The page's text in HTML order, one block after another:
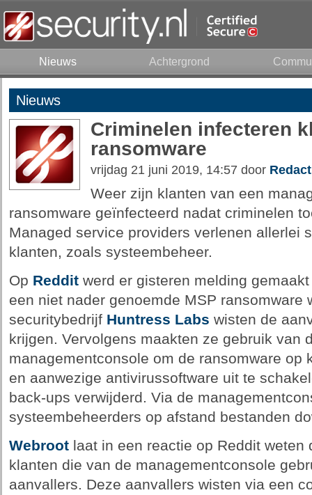
Nieuws Achtergrond
Nieuws
Criminelen infecteren
ransomware
vrijdag 21 juni 2019, 14:57 door
Weer zijn klanten van een
ransomware geïnfecteerd nadat criminelen
Managed service providers verlenen allerlei
klanten, zoals systeembeheer.
Op Redditwerd er gisteren melding
een niet nader genoemde MSP ransomware
securitybedrijf Huntress Labs wisten de
krijgen. Vervolgens maakten ze gebruik van
managementconsole om de ransomware op
en aanwezige antivirussoftware uit te
back-ups verwijderd. Via de
systeembeheerders op afstand bestanden
Webrootlaat in een reactie op Reddit weten
klanten die van de managementconsole
aanvallers. Deze aanvallers wisten via een